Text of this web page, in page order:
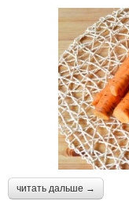
читать дальше →